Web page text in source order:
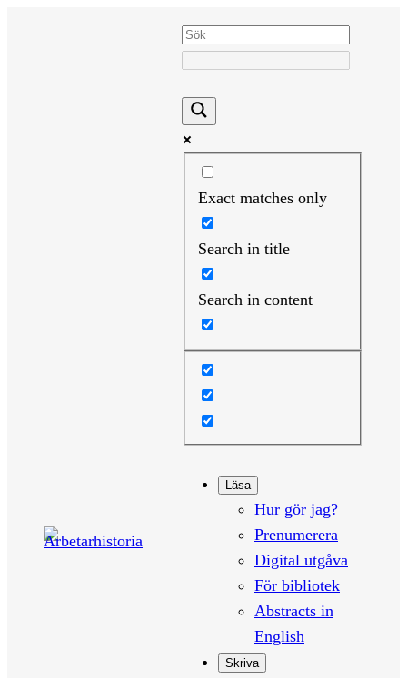
Exact matches only
Search in title
Search in content
Läsa
Hur gör jag?
Prenumerera
Digital utgåva
För bibliotek
Abstracts in
English
Skriva